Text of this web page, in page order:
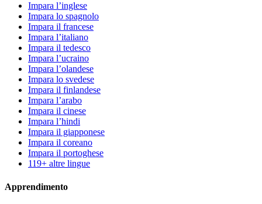
Impara l’inglese
Impara lo spagnolo
Impara il francese
Impara l’italiano
Impara il tedesco
Impara l’ucraino
Impara l’olandese
Impara lo svedese
Impara il finlandese
Impara l’arabo
Impara il cinese
Impara l’hindi
Impara il giapponese
Impara il coreano
Impara il portoghese
119+ altre lingue
Apprendimento